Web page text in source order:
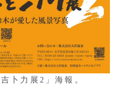
卜力展2」海報。